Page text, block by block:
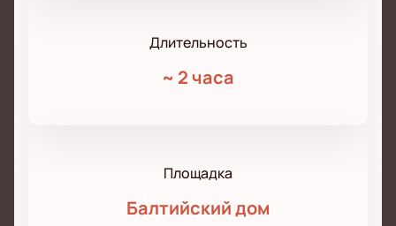
Длительность
~ 2 часа
Площадка
Балтийский дом